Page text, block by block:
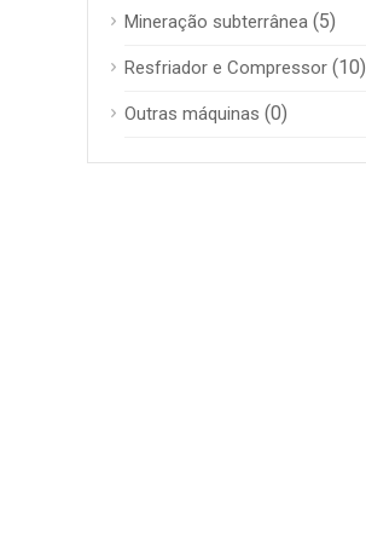
Mineração subterrânea (5)
Resfriador e Compressor (10)
Outras máquinas (0)